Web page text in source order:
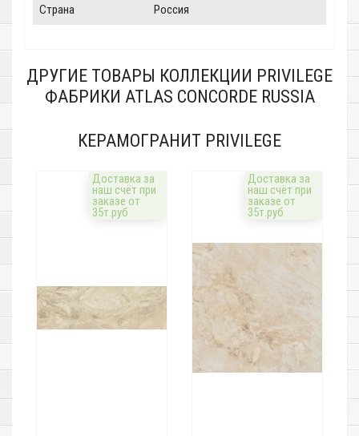
Страна Россия
ДРУГИЕ ТОВАРЫ КОЛЛЕКЦИИ PRIVILEGE
ФАБРИКИ ATLAS CONCORDE RUSSIA
КЕРАМОГРАНИТ PRIVILEGE
Доставка за
наш счёт при
заказе от
35т.руб
Доставка за
наш счёт при
заказе от
35т.руб